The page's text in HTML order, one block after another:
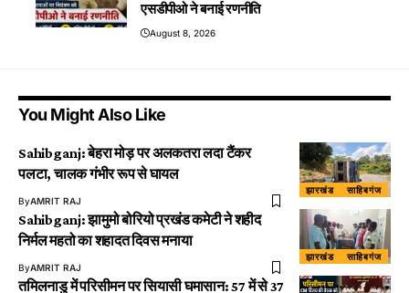
एसडीपीओ ने बनाई रणनीति
August 8, 2026
You Might Also Like
झारखंड साहिबगंज
Sahibganj: बेहरा मोड़ पर अलकतरा लदा टैंकर
पलटा, चालक गंभीर रूप से घायल
ByAMRIT RAJ
झारखंड साहिबगंज
Sahibganj: झामुमो बोरियो प्रखंड कमेटी ने शहीद
निर्मल महतो का शहादत दिवस मनाया
ByAMRIT RAJ
तमिलनाडु में परिसीमन पर सियासी घमासान: 57 में से 37